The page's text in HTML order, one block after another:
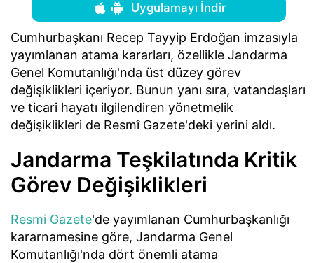
Uygulamayı İndir
Cumhurbaşkanı Recep Tayyip Erdoğan imzasıyla
yayımlanan atama kararları, özellikle Jandarma
Genel Komutanlığı'nda üst düzey görev
değişiklikleri içeriyor. Bunun yanı sıra, vatandaşları
ve ticari hayatı ilgilendiren yönetmelik
değişiklikleri de Resmî Gazete'deki yerini aldı.
Jandarma Teşkilatında Kritik
Görev Değişiklikleri
Resmi Gazete'de yayımlanan Cumhurbaşkanlığı
kararnamesine göre, Jandarma Genel
Komutanlığı'nda dört önemli atama